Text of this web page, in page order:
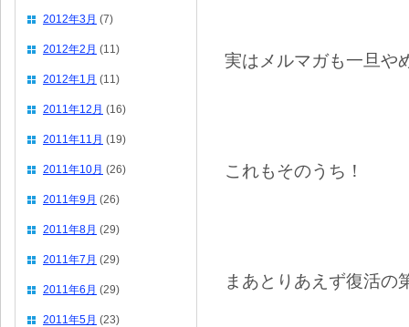
実はメルマガも一旦や
これもそのうち！
まあとりあえず復活の
2012年3月 (7)
2012年2月 (11)
2012年1月 (11)
2011年12月 (16)
2011年11月 (19)
2011年10月 (26)
2011年9月 (26)
2011年8月 (29)
2011年7月 (29)
2011年6月 (29)
2011年5月 (23)